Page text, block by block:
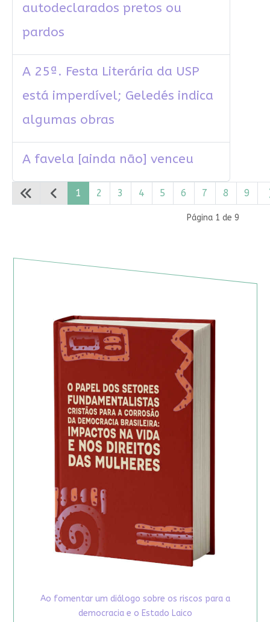
autodeclarados pretos ou
pardos
A 25ª. Festa Literária da USP
está imperdível; Geledés indica
algumas obras
A favela [ainda não] venceu
Página 1 de 9
1 2 3 4 5 6 7 8 9
Ao fomentar um diálogo sobre os riscos para a
democracia e o Estado Laico